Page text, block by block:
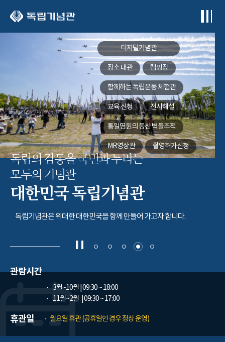
디지털기념관
장소 대관 캠핑장
함께하는독립운동 체험관
교육 신청 전시해설
통일염원의 동산벽돌조적
MR영상관 촬영허가신청
독립의 감동을 국민과 누리는
모두의 기념관
대한민국 독립기념관
독립기념관은 위대한 대한민국을 함께 만들어 가고자 합니다.
관람시간
3월~10월 | 09:30 ~ 18:00
11월~2월
| 09:30 ~ 17:00
휴관일 월요일 휴관 (공휴일인 경우 정상 운영)